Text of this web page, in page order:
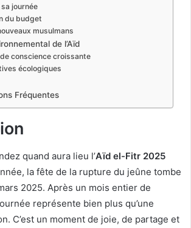
journée
du budget
musulmans
de l’Aïd
conscience croissante
écologiques
Fréquentes
quand aura lieu l’Aïd el-Fitr 2025
la fête de la rupture du jeûne tombe
2025. Après un mois entier de
représente bien plus qu’une
C’est un moment de joie, de partage et